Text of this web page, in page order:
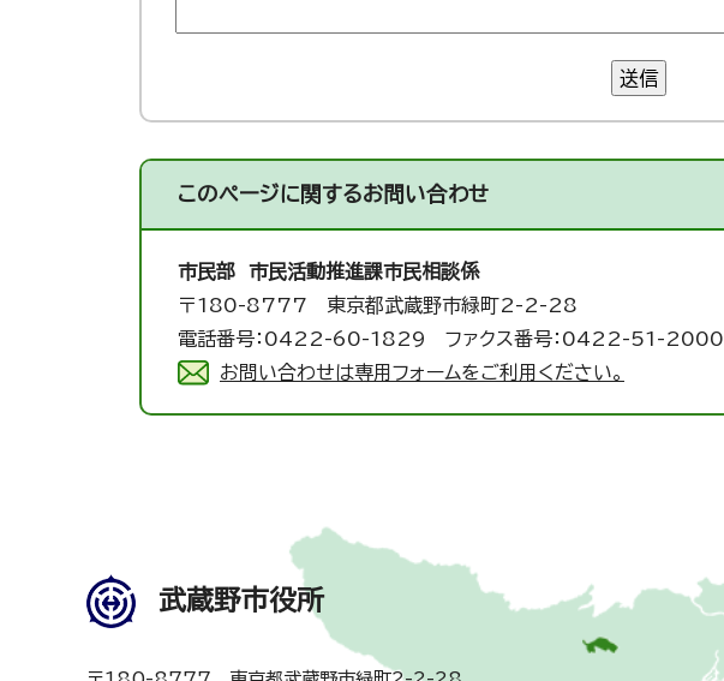
送信
このページに関するお問い合わせ
市民部 市民活動推進課市民相談係
〒180-8777 東京都武蔵野市緑町2-2-28
電話番号：0422-60-1829 ファクス番号：0422-51-2000
お問い合わせは専用フォームをご利用ください。
武蔵野市役所